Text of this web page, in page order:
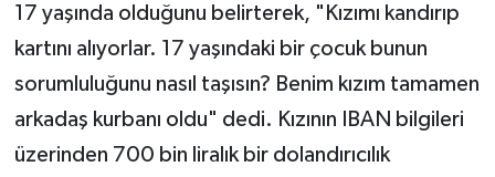
17 yaşında olduğunu belirterek, "Kızımı kandırıp
kartını alıyorlar. 17 yaşındaki bir çocuk bunun
sorumluluğunu nasıl taşısın? Benim kızım tamamen
arkadaş kurbanı oldu" dedi. Kızının IBAN bilgileri
üzerinden 700 bin liralık bir dolandırıcılık